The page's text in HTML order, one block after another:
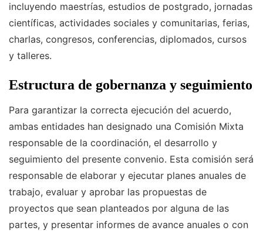
incluyendo maestrías, estudios de postgrado, jornadas
científicas, actividades sociales y comunitarias, ferias,
charlas, congresos, conferencias, diplomados, cursos
y talleres.
Estructura de gobernanza y seguimiento
Para garantizar la correcta ejecución del acuerdo,
ambas entidades han designado una Comisión Mixta
responsable de la coordinación, el desarrollo y
seguimiento del presente convenio. Esta comisión será
responsable de elaborar y ejecutar planes anuales de
trabajo, evaluar y aprobar las propuestas de
proyectos que sean planteados por alguna de las
partes, y presentar informes de avance anuales o con